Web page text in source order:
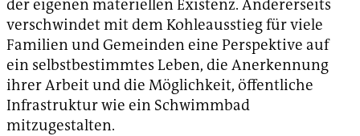
der eigenen materiellen Existenz. Andererseits
verschwindet mit dem Kohleausstieg für viele
Familien und Gemeinden eine Perspektive auf
ein selbstbestimmtes Leben, die Anerkennung
ihrer Arbeit und die Möglichkeit, öffentliche
Infrastruktur wie ein Schwimmbad
mitzugestalten.